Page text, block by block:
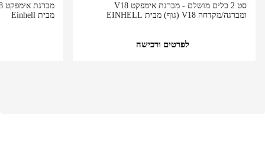
סט 2 כלים מושלם - מברגת אימפקט V18
ומברגה/מקדחה V18 (גוף) מבית EINHELL
לפרטים ורכישה
מבית Einhell